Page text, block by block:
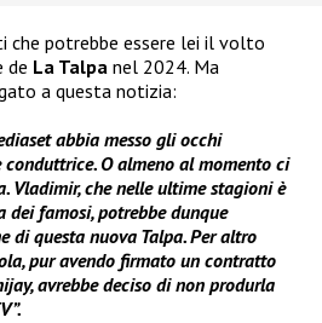
potrebbe essere lei il volto
de La Talpa nel 2024. Ma
a questa notizia:
abbia messo gli occhi
O almeno al momento ci
Vladimir, che nelle ultime stagioni è
dei famosi, potrebbe dunque
di questa nuova Talpa. Per altro
pur avendo firmato un contratto
avrebbe deciso di non produrla